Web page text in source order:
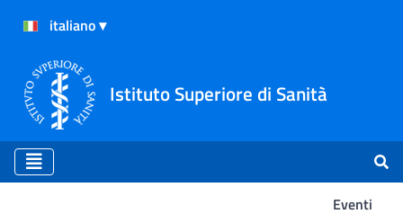
Istituto Superiore di Sanità
Eventi